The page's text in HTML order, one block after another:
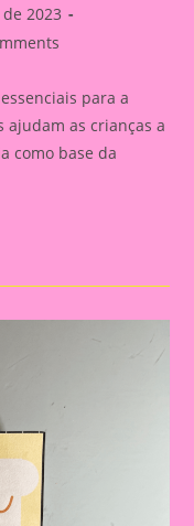
2023
para a
as crianças a
como base da